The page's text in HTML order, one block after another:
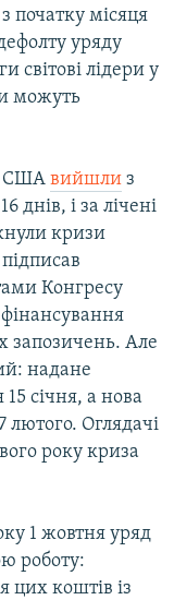
початку місяця
уряду
світові лідери у
можуть
США вийшли з
днів, і за лічені
кризи
Конгресу
запозичень. Але
надане
січня, а нова
лютого. Оглядачі
року криза
1 жовтня уряд
роботу:
цих коштів із